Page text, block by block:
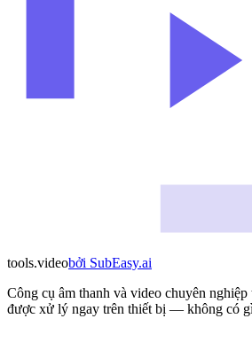
tools.videobởi SubEasy.ai
Công cụ âm thanh và video chuyên
được xử lý ngay trên thiết bị — không có